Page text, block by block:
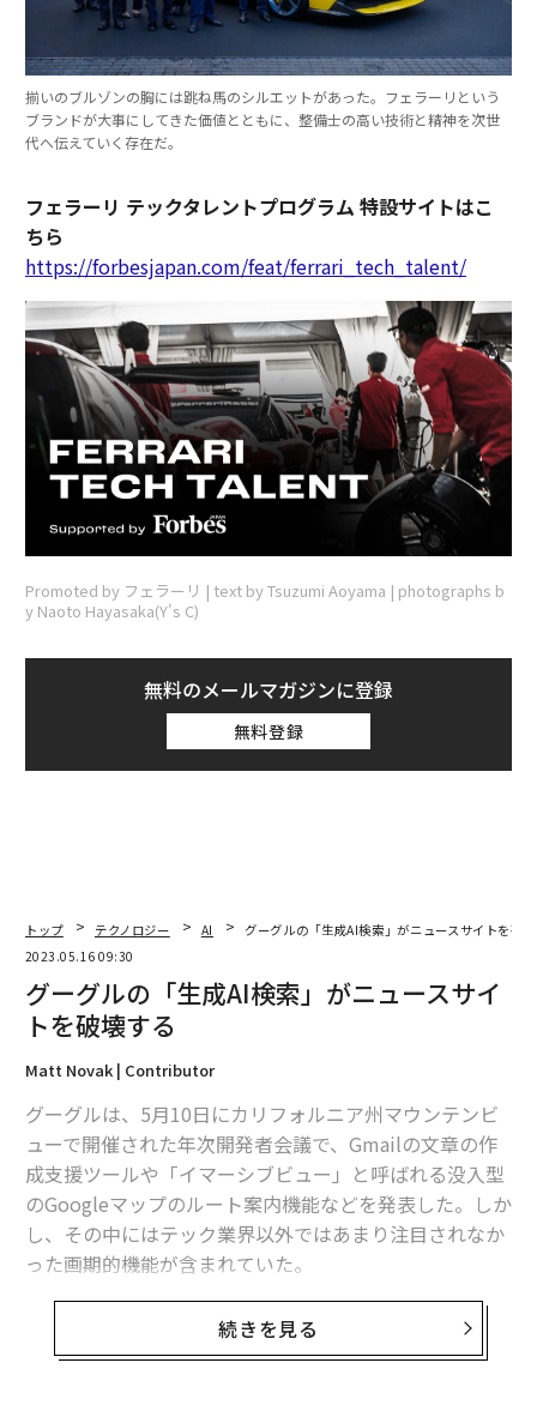
揃いのブルゾンの胸には跳ね馬のシルエットがあった。フェラーリという
ブランドが大事にしてきた価値とともに、整備士の高い技術と精神を次世
代へ伝えていく存在だ。
フェラーリ テックタレントプログラム 特設サイトはこ
ちら
https://forbesjapan.com/feat/ferrari_tech_talent/
Promoted by フェラーリ | text by Tsuzumi Aoyama | photographs b
y Naoto Hayasaka(Y's C)
無料のメールマガジンに登録
無料登録
トップ テクノロジー AI
グーグルの「生成AI検索」がニュースサイトを破
2023.05.16 09:30
グーグルの「生成AI検索」がニュースサイ
トを破壊する
Matt Novak | Contributor
グーグルは、5月10日にカリフォルニア州マウンテンビ
ューで開催された年次開発者会議で、Gmailの文章の作
成支援ツールや「イマーシブビュー」と呼ばれる没入型
のGoogleマップのルート案内機能などを発表した。しか
し、その中にはテック業界以外ではあまり注目されなか
った画期的機能が含まれていた。
グーグルは、人工知能（AI）を用いて検索結果を提示す
る方法を変えようとしている。そして、この機能は、起
続きを見る